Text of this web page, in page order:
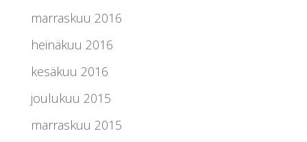
marraskuu 2016
heinäkuu 2016
kesäkuu 2016
joulukuu 2015
marraskuu 2015